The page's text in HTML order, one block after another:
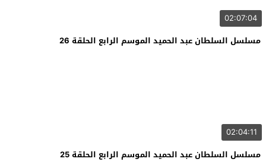
02:07:04
مسلسل السلطان عبد الحميد الموسم الرابع الحلقة 26
02:04:11
مسلسل السلطان عبد الحميد الموسم الرابع الحلقة 25